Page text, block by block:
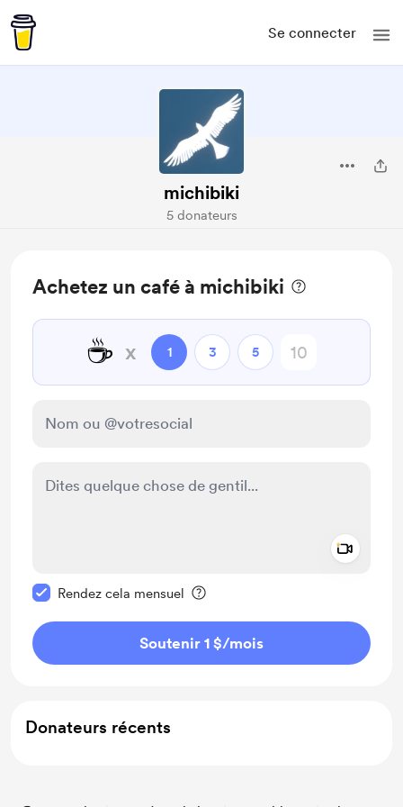
Se connecter
michibiki
5 donateurs
Achetez un café à michibiki
☕ x 1 3 5
Rendez cela mensuel
Soutenir 1 $/mois
Donateurs récents